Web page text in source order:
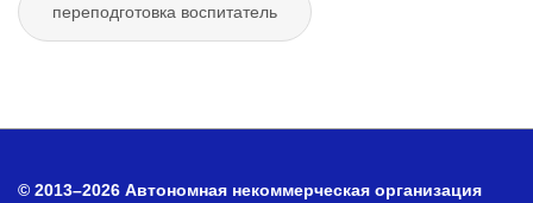
переподготовка воспитатель
© 2013–2026 Автономная некоммерческая организация